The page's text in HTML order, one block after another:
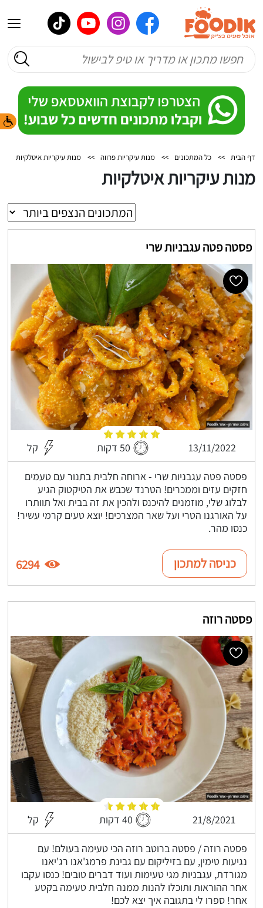
דף הבית >> כל המתכונים >> מנות עיקריות פרווה >> מנות עיקריות איטלקיות
מנות עיקריות איטלקיות
פסטה פטה עגבניות שרי
13/11/2022 50 דקות קל
פסטה פטה עגבניות שרי - ארוחה חלבית בתנור עם טעמים
חזקים עזים וממכרים! הטרנד שכבש את הטיקטוק הגיע
לבלוג שלי, מוזמנים להיכנס ולהכין את זה בבית ואל תוותרו
על האורגנו הטרי ועל שאר המצרכים! יוצא טעים קרמי עשיר!
כנסו מהר.
כניסה למתכון 6294
פסטה רוזה
21/8/2021 40 דקות קל
פסטה רוזה / פסטה ברוטב רוזה הכי טעימה בעולם! עם
נגיעות טימין, עם בזיליקום עם גבינת פרמג'אנו רג'יאנו
מגורדת, עגבניות מגי טעימות ועוד דברים טובים! כנסו עקבו
אחר ההוראות ותוכלו להנות ממנה חלבית טעימה בקטע
אחר! ספרו לי בתגובה איך יצא לכם!